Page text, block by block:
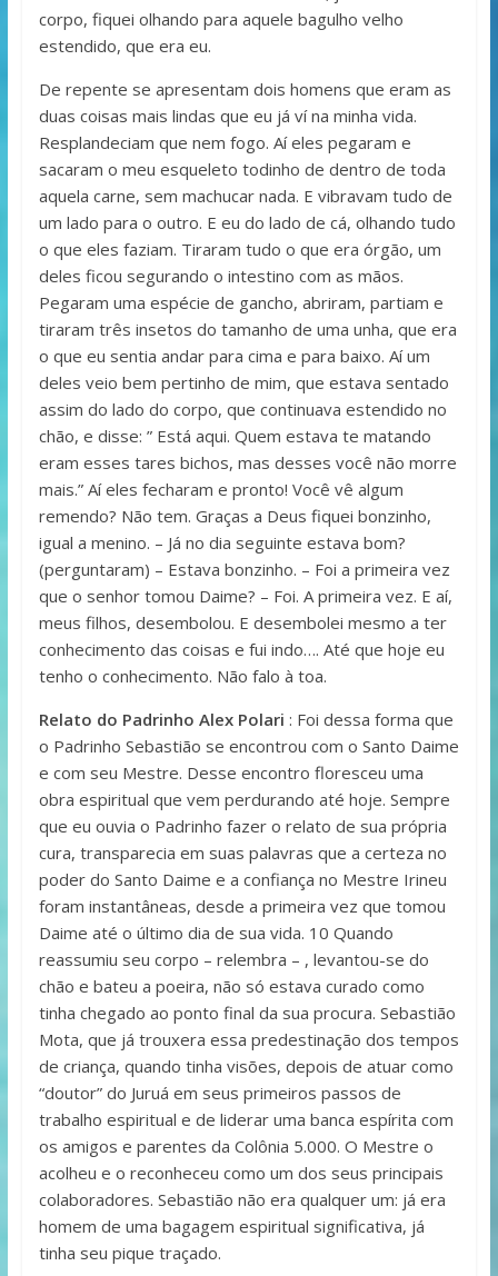
corpo, fiquei olhando para aquele bagulho velho
estendido, que era eu.
De repente se apresentam dois homens que eram as
duas coisas mais lindas que eu já ví na minha vida.
Resplandeciam que nem fogo. Aí eles pegaram e
sacaram o meu esqueleto todinho de dentro de toda
aquela carne, sem machucar nada. E vibravam tudo de
um lado para o outro. E eu do lado de cá, olhando tudo
o que eles faziam. Tiraram tudo o que era órgão, um
deles ficou segurando o intestino com as mãos.
Pegaram uma espécie de gancho, abriram, partiam e
tiraram três insetos do tamanho de uma unha, que era
o que eu sentia andar para cima e para baixo. Aí um
deles veio bem pertinho de mim, que estava sentado
assim do lado do corpo, que continuava estendido no
chão, e disse: ” Está aqui. Quem estava te matando
eram esses tares bichos, mas desses você não morre
mais.” Aí eles fecharam e pronto! Você vê algum
remendo? Não tem. Graças a Deus fiquei bonzinho,
igual a menino. – Já no dia seguinte estava bom?
(perguntaram) – Estava bonzinho. – Foi a primeira vez
que o senhor tomou Daime? – Foi. A primeira vez. E aí,
meus filhos, desembolou. E desembolei mesmo a ter
conhecimento das coisas e fui indo…. Até que hoje eu
tenho o conhecimento. Não falo à toa.
Relato do Padrinho Alex Polari : Foi dessa forma que
o Padrinho Sebastião se encontrou com o Santo Daime
e com seu Mestre. Desse encontro floresceu uma
obra espiritual que vem perdurando até hoje. Sempre
que eu ouvia o Padrinho fazer o relato de sua própria
cura, transparecia em suas palavras que a certeza no
poder do Santo Daime e a confiança no Mestre Irineu
foram instantâneas, desde a primeira vez que tomou
Daime até o último dia de sua vida. 10 Quando
reassumiu seu corpo – relembra – , levantou-se do
chão e bateu a poeira, não só estava curado como
tinha chegado ao ponto final da sua procura. Sebastião
Mota, que já trouxera essa predestinação dos tempos
de criança, quando tinha visões, depois de atuar como
“doutor” do Juruá em seus primeiros passos de
trabalho espiritual e de liderar uma banca espírita com
os amigos e parentes da Colônia 5.000. O Mestre o
acolheu e o reconheceu como um dos seus principais
colaboradores. Sebastião não era qualquer um: já era
homem de uma bagagem espiritual significativa, já
tinha seu pique traçado.